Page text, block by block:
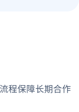
程保障长期合作